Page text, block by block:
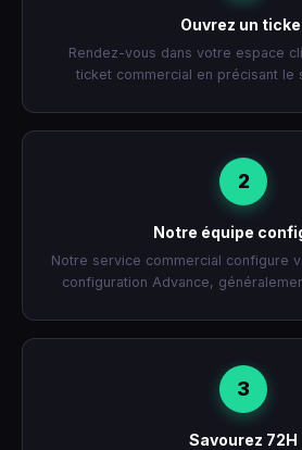
Ouvrez un
Rendez-vous dans votre espace
ticket commercial en précisant le
2
Notre équipe
Notre service commercial configure
configuration Advance,
3
Savourez 72H